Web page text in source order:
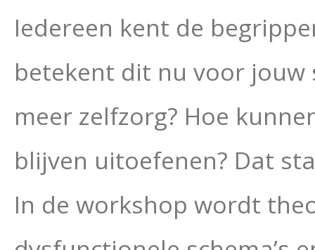
Iedereen kent de
betekent dit nu voor jouw
meer zelfzorg? Hoe
blijven uitoefenen? Dat
In de workshop wordt